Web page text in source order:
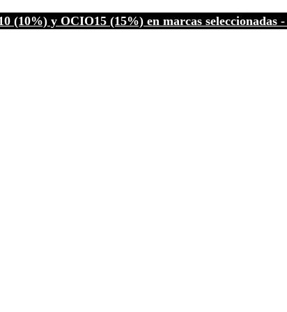
(10%) y OCIO15 (15%) en marcas seleccionadas